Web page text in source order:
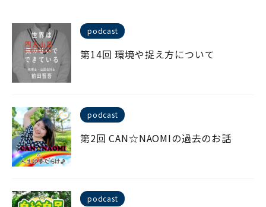
podcast
第14回 環境や捉え方について
podcast
第2回 CAN☆NAOMIの過去のお話
podcast